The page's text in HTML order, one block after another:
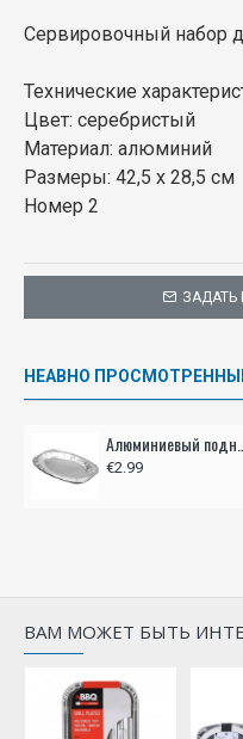
ЗАДАТЬ
Сервировочный набор
Технические
Цвет: серебристый
Материал: алюминий
Размеры: 42,5 х 28,5 см
Номер 2
НЕАВНО
€2.99
ВАМ МОЖЕТ БЫТЬ